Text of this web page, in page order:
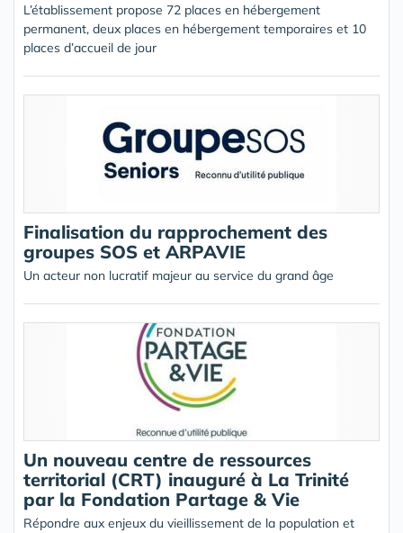
L’établissement propose 72 places en hébergement
permanent, deux places en hébergement temporaires et 10
places d’accueil de jour
Finalisation du rapprochement des
groupes SOS et ARPAVIE
Un acteur non lucratif majeur au service du grand âge
Un nouveau centre de ressources
territorial (CRT) inauguré à La Trinité
par la Fondation Partage & Vie
Répondre aux enjeux du vieillissement de la population et